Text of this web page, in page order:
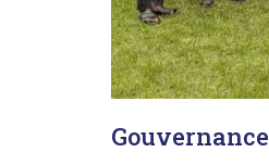
Gouvernance